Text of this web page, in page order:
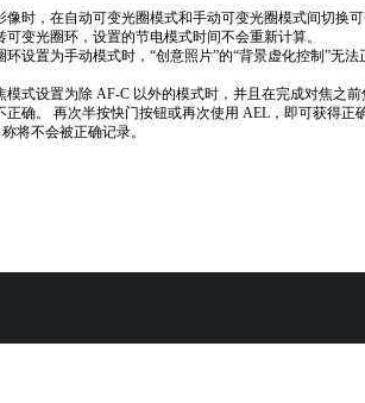
像时，在自动可变光圈模式和手动可变光圈模式间切换可
可变光圈环，设置的节电模式时间不会重新计算。
环设置为手动模式时，“创意照片”的“背景虚化控制”无
模式设置为除 AF-C 以外的模式时，并且在完成对焦之
正确。 再次半按快门按钮或再次使用 AEL，即可获得正
将不会被正确记录。